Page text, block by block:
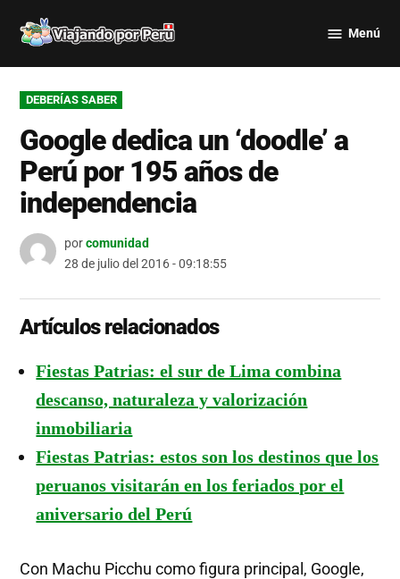
por Perú
Menú
PUBLICADO
EN
DEBERÍAS SABER
Google dedica un ‘doodle’ a
Perú por 195 años de
independencia
porcomunidad
28 de julio del 2016 - 09:18:55
Artículos relacionados
Fiestas Patrias: el sur de Lima combina
descanso, naturaleza y valorización
inmobiliaria
Fiestas Patrias: estos son los destinos que los
peruanos visitarán en los feriados por el
aniversario del Perú
Con Machu Picchu como figura principal, Google,